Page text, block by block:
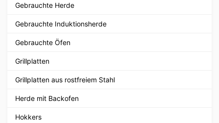
Gebrauchte Herde
Gebrauchte Induktionsherde
Gebrauchte Öfen
Grillplatten
Grillplatten aus rostfreiem Stahl
Herde mit Backofen
Hokkers